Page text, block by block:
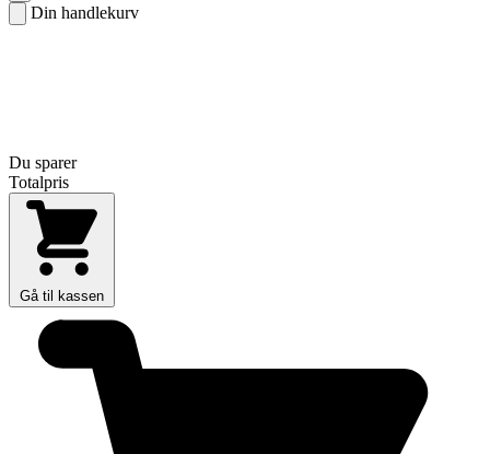
Din handlekurv
Du sparer
Totalpris
Gå til kassen